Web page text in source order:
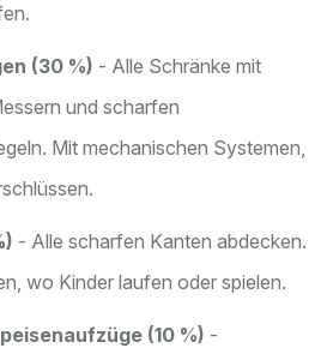
(30 %) - Alle Schränke mit
und scharfen
Mit mechanischen Systemen,
- Alle scharfen Kanten abdecken.
wo Kinder laufen oder spielen.
(10 %) -